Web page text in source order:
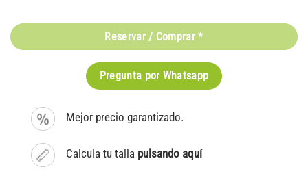
Reservar / Comprar *
Pregunta por Whatsapp
Mejor precio garantizado.
Calcula tu talla pulsando aquí